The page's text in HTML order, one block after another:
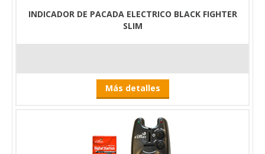
INDICADOR DE PACADA ELECTRICO BLACK FIGHTER
SLIM
Más detalles